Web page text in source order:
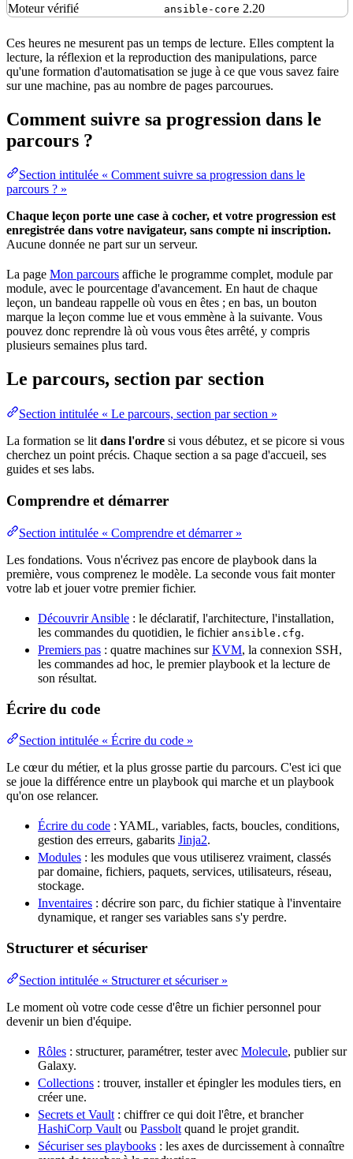
Moteur vérifié
ansible-core 2.20
Ces heures ne mesurent pas un temps de lecture. Elles comptent la
lecture, la réflexion et la reproduction des manipulations, parce
qu'une formation d'automatisation se juge à ce que vous savez faire
sur une machine, pas au nombre de pages parcourues.
Comment suivre sa progression dans le
parcours ?
Section intitulée « Comment suivre sa progression dans le
parcours ? »
Chaque leçon porte une case à cocher, et votre progression est
enregistrée dans votre navigateur, sans compte ni inscription.
Aucune donnée ne part sur un serveur.
La page Mon parcours affiche le programme complet, module par
module, avec le pourcentage d'avancement. En haut de chaque
leçon, un bandeau rappelle où vous en êtes ; en bas, un bouton
marque la leçon comme lue et vous emmène à la suivante. Vous
pouvez donc reprendre là où vous vous êtes arrêté, y compris
plusieurs semaines plus tard.
Le parcours, section par section
Section intitulée « Le parcours, section par section »
La formation se lit dans l'ordre si vous débutez, et se picore si vous
cherchez un point précis. Chaque section a sa page d'accueil, ses
guides et ses labs.
Comprendre et démarrer
Section intitulée « Comprendre et démarrer »
Les fondations. Vous n'écrivez pas encore de playbook dans la
première, vous comprenez le modèle. La seconde vous fait monter
votre lab et jouer votre premier fichier.
Découvrir Ansible : le déclaratif, l'architecture, l'installation,
les commandes du quotidien, le fichier ansible.cfg.
Premiers pas : quatre machines surKVM, la connexion SSH,
les commandes ad hoc, le premier playbook et la lecture de
son résultat.
Écrire du code
Section intitulée « Écrire du code »
Le cœur du métier, et la plus grosse partie du parcours. C'est ici que
se joue la différence entre un playbook qui marche et un playbook
qu'on ose relancer.
Écrire du code : YAML, variables, facts, boucles, conditions,
gestion des erreurs, gabarits Jinja2.
Modules : les modules que vous utiliserez vraiment, classés
pardomaine, fichiers, paquets, services, utilisateurs, réseau,
stockage.
Inventaires : décrire son parc, du fichier statique à l'inventaire
dynamique, et ranger ses variables sans s'y perdre.
Structurer et sécuriser
Section intitulée « Structurer et sécuriser »
Le moment où votre code cesse d'être un fichier personnel pour
devenir un bien d'équipe.
Rôles : structurer, paramétrer, tester avec Molecule, publier sur
Galaxy.
Collections : trouver, installer et épingler les modules tiers, en
créer une.
Secrets et Vault : chiffrer ce qui doit l'être, et brancher
HashiCorp Vault ou Passbolt quand le projet grandit.
Sécuriser ses playbooks : les axes de durcissement à connaître